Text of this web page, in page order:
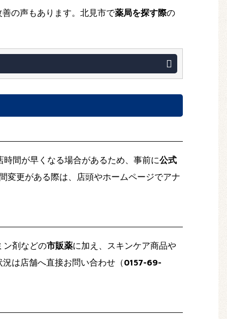
の声もあります。北見市で薬局を探す際の
間が早くなる場合があるため、事前に公式
変更がある際は、店頭やホームページでアナ
ン剤などの市販薬に加え、スキンケア商品や
は店舗へ直接お問い合わせ（0157-69-